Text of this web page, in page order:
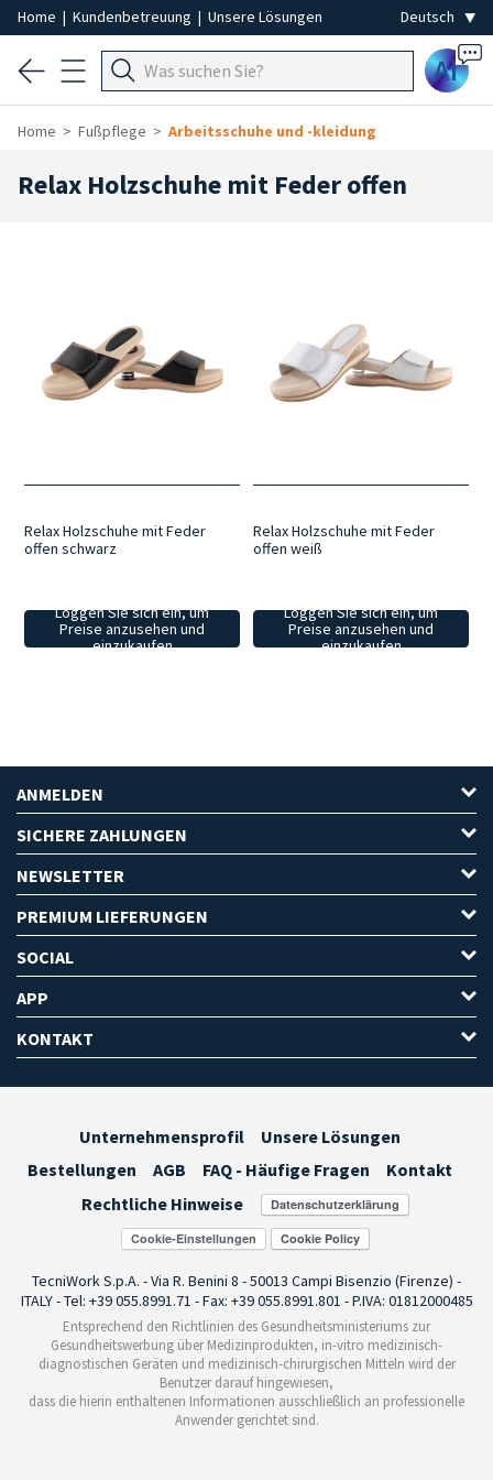
Home | Kundenbetreuung | Unsere Lösungen
Ai
Home Fußpflege Arbeitsschuhe und -kleidung
Relax Holzschuhe mit Feder offen
Relax Holzschuhe mit Feder
offen schwarz
Loggen Sie sich ein, um
Preise anzusehen und
einzukaufen
Relax Holzschuhe mit Feder
offen weiß
Loggen Sie sich ein, um
Preise anzusehen und
einzukaufen
ANMELDEN
SICHERE ZAHLUNGEN
NEWSLETTER
PREMIUM LIEFERUNGEN
SOCIAL
APP
KONTAKT
Unternehmensprofil
Unsere Lösungen
Bestellungen
AGB FAQ - Häufige Fragen
Kontakt
Rechtliche Hinweise
Cookie-Einstellungen
TecniWork S.p.A. - Via R. Benini 8 - 50013 Campi Bisenzio (Firenze) -
ITALY - Tel: +39 055.8991.71 - Fax: +39 055.8991.801 - P.IVA: 01812000485
Entsprechend den Richtlinien des Gesundheitsministeriums zur
Gesundheitswerbung über Medizinprodukten, in-vitro medizinisch-
diagnostischen Geräten und medizinisch-chirurgischen Mitteln wird der
Benutzer darauf hingewiesen,
dass die hierin enthaltenen Informationen ausschließlich an professionelle
Anwender gerichtet sind.